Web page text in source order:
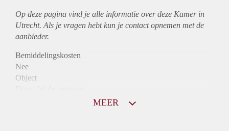
Op deze pagina vind je alle informatie over deze Kamer in
Utrecht. Als je vragen hebt kun je contact opnemen met de
aanbieder.
Bemiddelingskosten
Nee
Object
MEER